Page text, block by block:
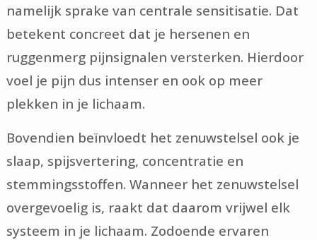
namelijk sprake van centrale sensitisatie. Dat
betekent concreet dat je hersenen en
ruggenmerg pijnsignalen versterken. Hierdoor
voel je pijn dus intenser en ook op meer
plekken in je lichaam.
Bovendien beïnvloedt het zenuwstelsel ook je
slaap, spijsvertering, concentratie en
stemmingsstoffen. Wanneer het zenuwstelsel
overgevoelig is, raakt dat daarom vrijwel elk
systeem in je lichaam. Zodoende ervaren